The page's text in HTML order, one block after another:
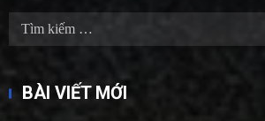
Tìm
kiếm
BÀI VIẾT MỚI